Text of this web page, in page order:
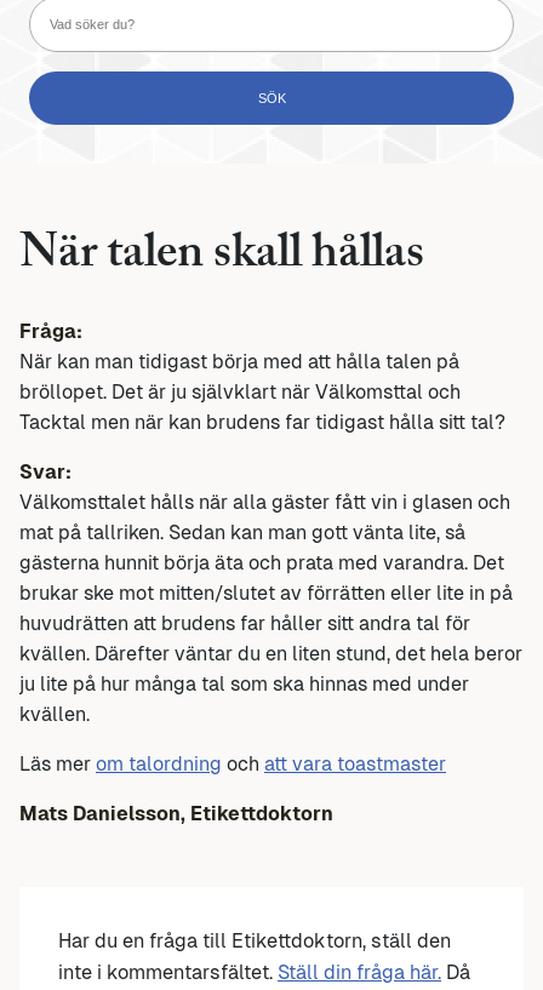
När talen skall hållas
Fråga:
När kan man tidigast börja med att hålla talen på
bröllopet. Det är ju självklart när Välkomsttal och
Tacktal men när kan brudens far tidigast hålla sitt tal?
Svar:
Välkomsttalet hålls när alla gäster fått vin i glasen och
mat på tallriken. Sedan kan man gott vänta lite, så
gästerna hunnit börja äta och prata med varandra. Det
brukar ske mot mitten/slutet av förrätten eller lite in på
huvudrätten att brudens far håller sitt andra tal för
kvällen. Därefter väntar du en liten stund, det hela beror
ju lite på hur många tal som ska hinnas med under
kvällen.
Läs mer om talordning och att vara toastmaster
Mats Danielsson, Etikettdoktorn
Har du en fråga till Etikettdoktorn, ställ den
inte i kommentarsfältet. Ställ din fråga här. Då